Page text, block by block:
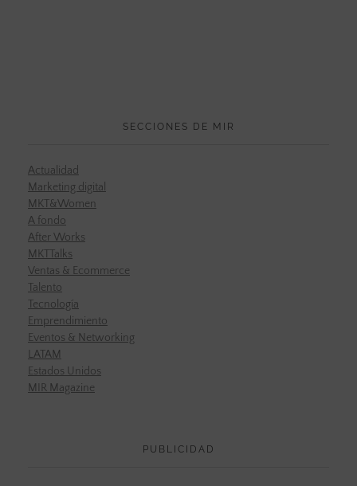
SECCIONES DE MIR
Actualidad
Marketing digital
MKT&Women
A fondo
After Works
MKTTalks
Ventas & Ecommerce
Talento
Tecnología
Emprendimiento
Eventos & Networking
LATAM
Estados Unidos
MIR Magazine
PUBLICIDAD